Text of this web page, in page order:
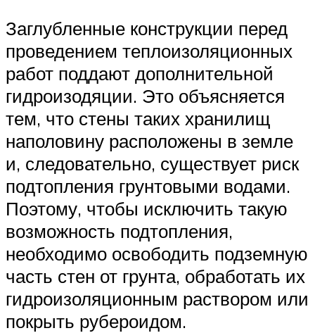
Заглубленные конструкции перед
проведением теплоизоляционных
работ поддают дополнительной
гидроизодяции. Это объясняется
тем, что стены таких хранилищ
наполовину расположены в земле
и, следовательно, существует риск
подтопления грунтовыми водами.
Поэтому, чтобы исключить такую
возможность подтопления,
необходимо освободить подземную
часть стен от грунта, обработать их
гидроизоляционным раствором или
покрыть рубероидом.